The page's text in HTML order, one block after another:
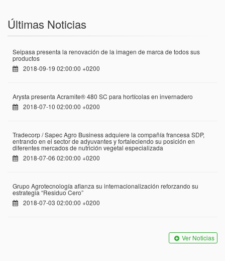
Últimas Noticias
Seipasa presenta la renovación de la imagen de marca de todos sus
productos
2018-09-19 02:00:00 +0200
Arysta presenta Acramite® 480 SC para hortícolas en invernadero
2018-07-10 02:00:00 +0200
Tradecorp / Sapec Agro Business adquiere la compañía francesa SDP,
entrando en el sector de adyuvantes y fortaleciendo su posición en
diferentes mercados de nutrición vegetal especializada
2018-07-06 02:00:00 +0200
Grupo Agrotecnología afianza su internacionalización reforzando su
estrategia “Residuo Cero”
2018-07-03 02:00:00 +0200
Ver Noticias